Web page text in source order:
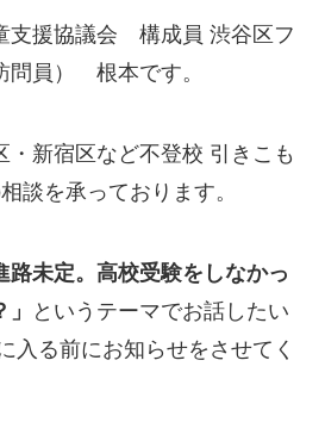
支援協議会 構成員 渋谷区フ
問員） 根本です。
・新宿区など不登校 引きこも
談を承っております。
路未定。高校受験をしなかっ
」
というテーマでお話したい
入る前にお知らせをさせてく